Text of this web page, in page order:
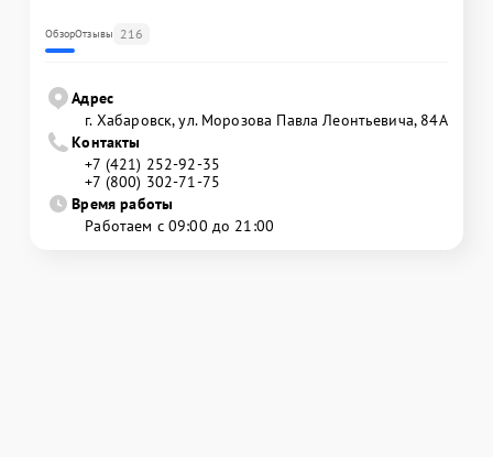
ОбзорОтзывы 216
Адрес
г. Хабаровск, ул. Морозова Павла Леонтьевича, 84А
Контакты
+7 (421) 252-92-35
+7 (800) 302-71-75
Время работы
Работаем с 09:00 до 21:00